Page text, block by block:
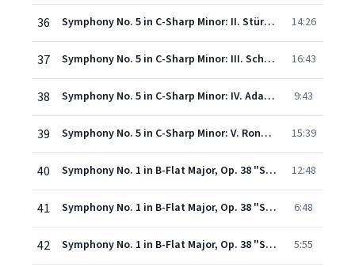
36 Symphony No. 5 in C-Sharp Minor: II. Stürmisch bewegt, mit größter Vehemenz 14:26
37 Symphony No. 5 in C-Sharp Minor: III. Scherzo. Kräftig, nicht zu schnell 16:43
38 Symphony No. 5 in C-Sharp Minor: IV. Adagietto 9:43
39 Symphony No. 5 in C-Sharp Minor: V. Rondo - Finale - Allegro 15:39
40 Symphony No. 1 in B-Flat Major, Op. 38 "Spring": I. Andante un poco maestoso - Allegro molto vivace 12:48
41 Symphony No. 1 in B-Flat Major, Op. 38 "Spring": II. Larghetto 6:48
42 Symphony No. 1 in B-Flat Major, Op. 38 "Spring": III. Scherzo. Molto vivace 5:55